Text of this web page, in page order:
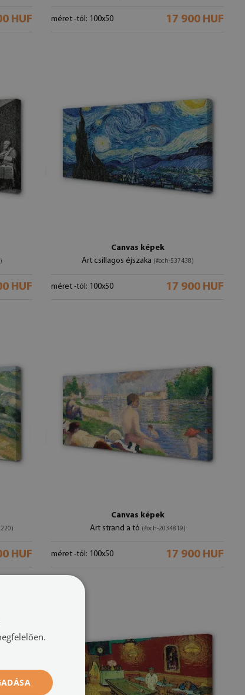
HUF méret -tól: 100x50 17 900 HUF
HUF
Canvas képek
Art csillagos éjszaka (#och-537438)
méret -tól: 100x50 17 900 HUF
HUF
Canvas képek
Art strand a tó (#och-2034819)
méret -tól: 100x50 17 900 HUF